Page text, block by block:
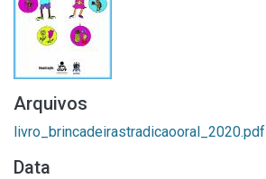
Arquivos
livro_brincadeirastradicaooral_2020.pdf
Data